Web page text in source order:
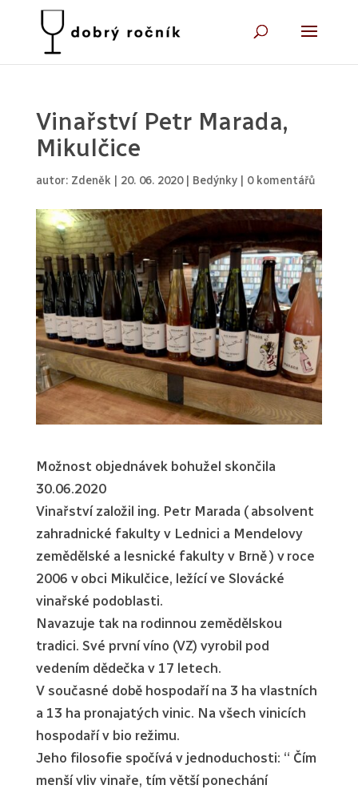
Vinařství Petr Marada,
Mikulčice
autor: Zdeněk 20. 06. 2020| Bedýnky| 0 komentářů
Možnost objednávek bohužel skončila
30.06.2020
Vinařství založil ing. Petr Marada ( absolvent
zahradnické fakulty v Lednici a Mendelovy
zemědělské a lesnické fakulty v Brně ) v roce
2006 v obci Mikulčice, ležící ve Slovácké
vinařské podoblasti.
Navazuje tak na rodinnou zemědělskou
tradici. Své první víno (VZ) vyrobil pod
vedením dědečka v 17 letech.
V současné době hospodaří na 3 ha vlastních
a 13 ha pronajatých vinic. Na všech vinicích
hospodaří v bio režimu.
Jeho filosofie spočívá v jednoduchosti: “ Čím
menší vliv vinaře, tím větší ponechání